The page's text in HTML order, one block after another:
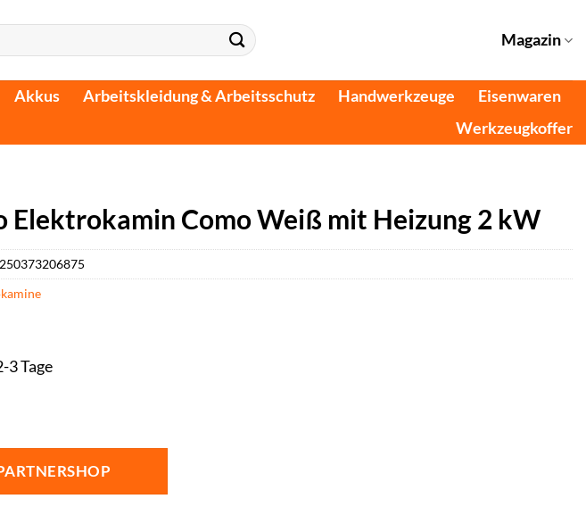
Magazin
Akkus Arbeitskleidung & Arbeitsschutz Handwerkzeuge
Eisenwaren
Werkzeugkoffer
Elektrokamin Como Weiß mit Heizung 2 kW
3 Tage